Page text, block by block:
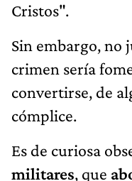
Cristos".
Sin embargo, no
crimen sería
convertirse, de
cómplice.
Es de curiosa
militares, que